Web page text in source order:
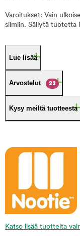
Varoitukset: Vain
silmiin. Säilytä tuotetta
Lue lisää
Arvostelut 22
Kysy meiltä tuotteesta
Katso lisää tuotteita